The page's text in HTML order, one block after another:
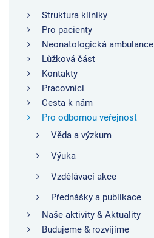
Struktura kliniky
Pro pacienty
Neonatologická ambulance
Lůžková část
Kontakty
Pracovníci
Cesta k nám
Pro odbornou veřejnost
Věda a výzkum
Výuka
Vzdělávací akce
Přednášky a publikace
Naše aktivity & Aktuality
Budujeme & rozvíjíme